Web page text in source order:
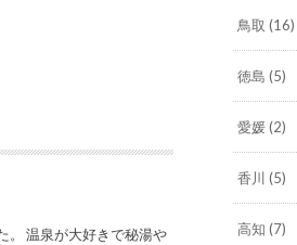
。 温泉が大好きで秘湯や
鳥取 (16)
徳島 (5)
愛媛(2)
香川 (5)
高知 (7)